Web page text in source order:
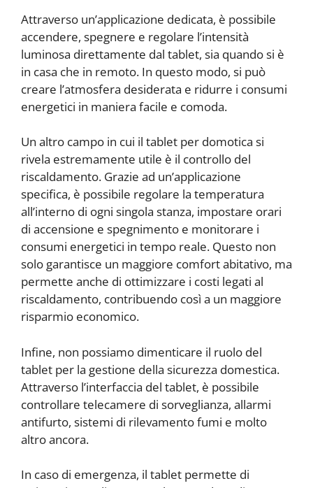
Attraverso un’applicazione dedicata, è possibile
accendere, spegnere e regolare l’intensità
luminosa direttamente dal tablet, sia quando si è
in casa che in remoto. In questo modo, si può
creare l’atmosfera desiderata e ridurre i consumi
energetici in maniera facile e comoda.
Un altro campo in cui il tablet per domotica si
rivela estremamente utile è il controllo del
riscaldamento. Grazie ad un’applicazione
specifica, è possibile regolare la temperatura
all’interno di ogni singola stanza, impostare orari
di accensione e spegnimento e monitorare i
consumi energetici in tempo reale. Questo non
solo garantisce un maggiore comfort abitativo, ma
permette anche di ottimizzare i costi legati al
riscaldamento, contribuendo così a un maggiore
risparmio economico.
Infine, non possiamo dimenticare il ruolo del
tablet per la gestione della sicurezza domestica.
Attraverso l’interfaccia del tablet, è possibile
controllare telecamere di sorveglianza, allarmi
antifurto, sistemi di rilevamento fumi e molto
altro ancora.
In caso di emergenza, il tablet permette di